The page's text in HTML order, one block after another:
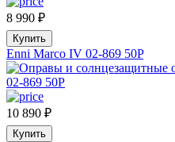
8 990 ₽
Купить
Enni Marco IV 02-869 50P
10 890 ₽
Купить